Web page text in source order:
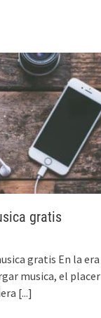
gratis
gratis En la era
musica, el placer
[...]